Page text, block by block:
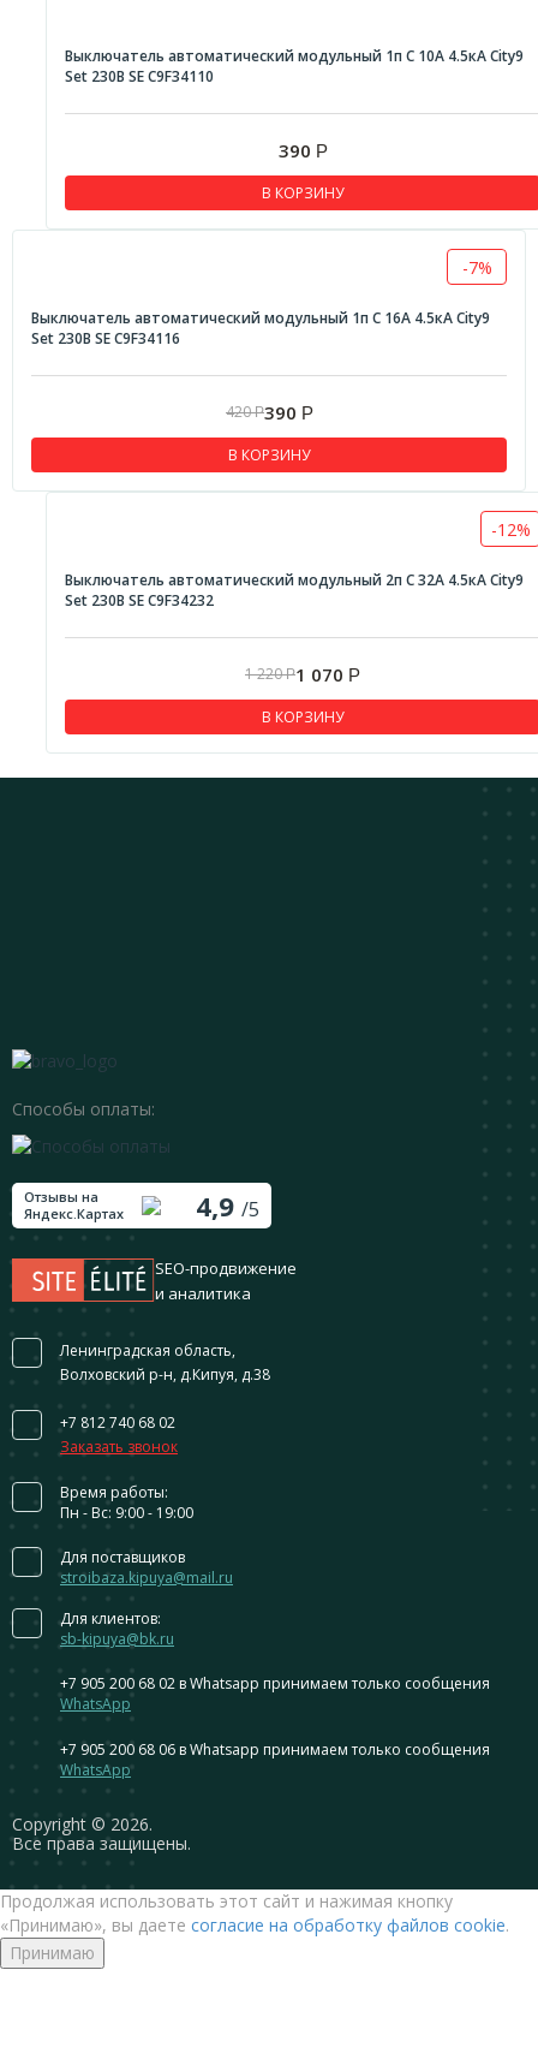
Выключатель автоматический модульный 1п C 10А 4.5кА City9
Set 230В SE C9F34110
390 Р
В КОРЗИНУ
-7%
Выключатель автоматический модульный 1п C 16А 4.5кА City9
Set 230В SE C9F34116
420Р390 Р
В КОРЗИНУ
-12%
Выключатель автоматический модульный 2п C 32А 4.5кА City9
Set 230В SE C9F34232
1 220Р1 070 Р
В КОРЗИНУ
Сopyright © 2026.
Все права защищены.
Способы оплаты:
Отзывы на
Яндекс.Картах
4,9 /5
SEO-продвижение
и аналитика
Ленинградская область,
Волховский р-н, д.Кипуя, д.38
+7 812 740 68 02
Заказать звонок
Время работы:
Пн - Вс: 9:00 - 19:00
Для поставщиков
stroibaza.kipuya@mail.ru
Для клиентов:
sb-kipuya@bk.ru
+7 905 200 68 02 в Whatsapp принимаем только сообщения
WhatsApp
+7 905 200 68 06 в Whatsapp принимаем только сообщения
WhatsApp
Продолжая использовать этот сайт и нажимая кнопку
«Принимаю», вы даете согласие на обработку файлов cookie.
Принимаю